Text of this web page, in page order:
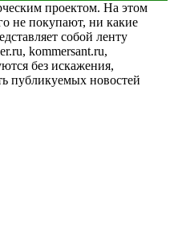
проектом. На этом
не покупают, ни какие
собой ленту
kommersant.ru,
без искажения,
публикуемых новостей